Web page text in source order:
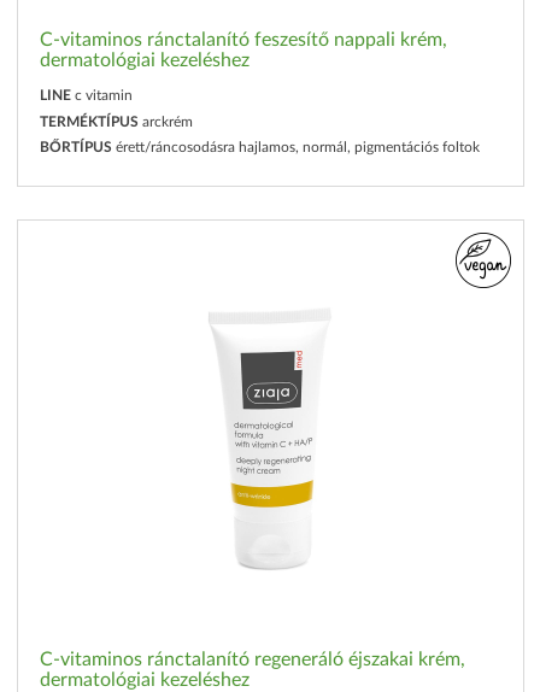
C-vitaminos ránctalanító feszesítő nappali krém,
dermatológiai kezeléshez
LINE c vitamin
TERMÉKTÍPUS arckrém
BŐRTÍPUS érett/ráncosodásra hajlamos, normál, pigmentációs foltok
C-vitaminos ránctalanító regeneráló éjszakai krém,
dermatológiai kezeléshez